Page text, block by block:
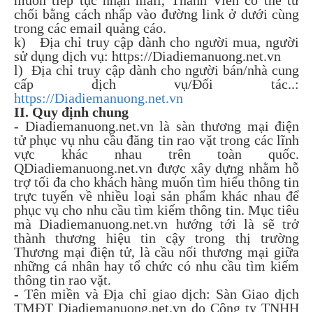
chối bằng cách nhấp vào đường link ở dưới cùng
trong các email quảng cáo.
k) Địa chỉ truy cập dành cho người mua, người
sử dụng dịch vụ: https://Diadiemanuong.net.vn
l) Địa chỉ truy cập dành cho người bán/nhà cung
cấp dịch vụ/Đối tác..:
https://Diadiemanuong.net.vn
II. Quy định chung
- Diadiemanuong.net.vn là sàn thương mại điện
tử phục vụ nhu cầu đăng tin rao vặt trong các lĩnh
vực khác nhau trên toàn quốc.
QDiadiemanuong.net.vn được xây dựng nhằm hỗ
trợ tối đa cho khách hàng muốn tìm hiểu thông tin
trực tuyến về nhiều loại sản phẩm khác nhau để
phục vụ cho nhu cầu tìm kiếm thông tin. Mục tiêu
mà Diadiemanuong.net.vn hướng tới là sẽ trở
thành thương hiệu tin cậy trong thị trường
Thương mại điện tử, là cầu nối thương mại giữa
những cá nhân hay tổ chức có nhu cầu tìm kiếm
thông tin rao vặt.
- Tên miền và Địa chỉ giao dịch: Sàn Giao dịch
TMĐT Diadiemanuong.net.vn do Công ty TNHH